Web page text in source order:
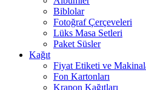
Biblolar
Fotoğraf Çerçeveleri
Lüks Masa Setleri
Paket Süsler
Kağıt
Fiyat Etiketi ve
Fon Kartonları
Krapon Kağıtları